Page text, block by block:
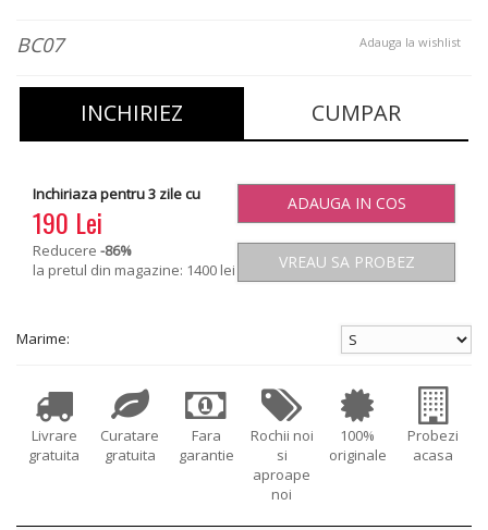
Adauga la wishlist
BC07
INCHIRIEZ CUMPAR
Inchiriaza pentru 3 zile cu
190 Lei
Reducere -86%
la pretul din magazine: 1400 lei
ADAUGA IN COS
VREAU SA PROBEZ
Marime:
Livrare
gratuita
Curatare
gratuita
Fara
garantie
Rochii noi
si
aproape
noi
100%
originale
Probezi
acasa